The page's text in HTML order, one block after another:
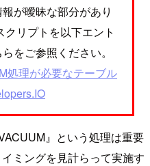
が曖昧な部分があり
リプトを以下エント
をご参照ください。
処理が必要なテーブル
』という処理は重要
ミングを見計らって実施す